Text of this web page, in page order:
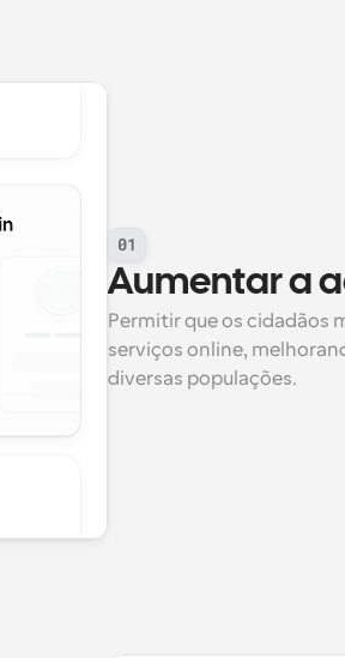
01
Aumentar a
Permitir que os cidadãos
serviços online,
diversas populações.